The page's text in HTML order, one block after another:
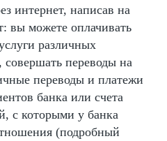
интернет, написав на
вы можете оплачивать
различных
совершать переводы на
переводы и платежи
банка или счета
с которыми у банка
(подробный